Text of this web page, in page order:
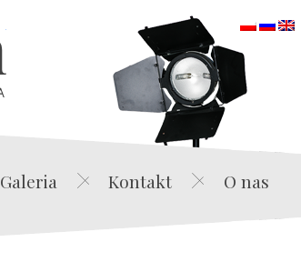
Edwin Film Agencja Aktorska
Galeria Kontakt O nas